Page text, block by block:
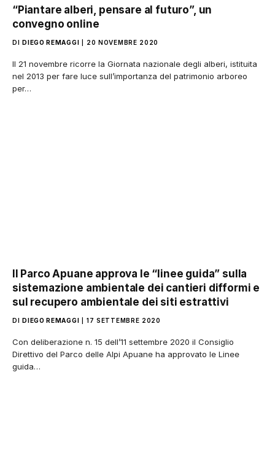
“Piantare alberi, pensare al futuro”, un
convegno online
DI DIEGO REMAGGI 20 NOVEMBRE 2020
Il 21 novembre ricorre la Giornata nazionale degli alberi, istituita
nel 2013 per fare luce sull’importanza del patrimonio arboreo
per…
Il Parco Apuane approva le “linee guida” sulla
sistemazione ambientale dei cantieri difformi e
sul recupero ambientale dei siti estrattivi
DI DIEGO REMAGGI 17 SETTEMBRE 2020
Con deliberazione n. 15 dell’11 settembre 2020 il Consiglio
Direttivo del Parco delle Alpi Apuane ha approvato le Linee
guida…